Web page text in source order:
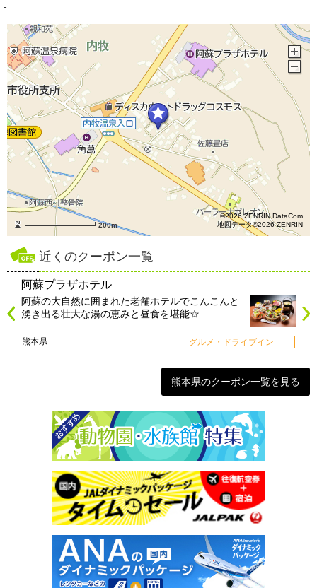
-
200m
©2026 ZENRIN DataCom
地図データ©2026 ZENRIN
近くのクーポン一覧
阿蘇プラザホテル
阿蘇の大自然に囲まれた老舗ホテルでこんこんと
湧き出る壮大な湯の恵みと昼食を堪能☆
熊本県 グルメ・ドライブイン
熊本県のクーポン一覧を見る